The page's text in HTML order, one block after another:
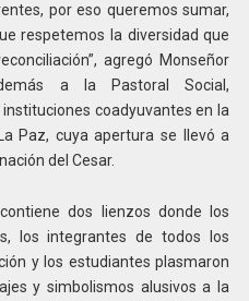
por eso queremos sumar,
respetemos la diversidad que
agregó Monseñor
a la Pastoral Social,
coadyuvantes en la
Paz, cuya apertura se llevó a
del Cesar.
dos lienzos donde los
los integrantes de todos los
y los estudiantes plasmaron
y simbolismos alusivos a la